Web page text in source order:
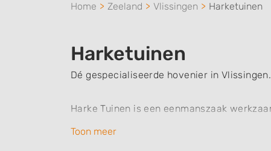
Home Zeeland Vlissingen Harketuinen
Harketuinen
Dé gespecialiseerde hovenier in Vlissingen.
Harke Tuinen is een eenmanszaak
in het aanleggen en onderhouden van
Toon meer